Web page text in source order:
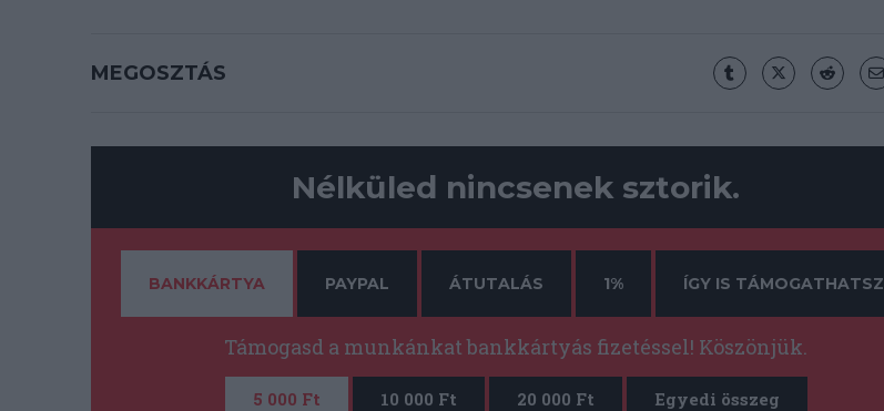
MEGOSZTÁS
Nélküled nincsenek sztorik.
BANKKÁRTYA PAYPAL ÁTUTALÁS 1% ÍGY IS TÁMOGATHATSZ
Támogasd a munkánkat bankkártyás fizetéssel! Köszönjük.
5 000 Ft 10 000 Ft 20 000 Ft Egyedi összeg